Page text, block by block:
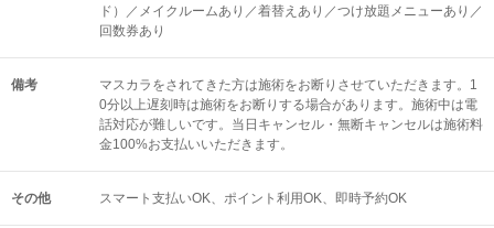
ド）／メイクルームあり／着替えあり／つけ放題メニューあり／
回数券あり
備考
マスカラをされてきた方は施術をお断りさせていただきます。1
0分以上遅刻時は施術をお断りする場合があります。施術中は電
話対応が難しいです。当日キャンセル・無断キャンセルは施術料
金100%お支払いいただきます。
その他 スマート支払いOK ポイント利用OK 即時予約OK